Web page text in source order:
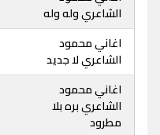
الشاعري وله وله
اغاني محمود
الشاعري لا جديد
اغاني محمود
الشاعري بره بلا
مطرود